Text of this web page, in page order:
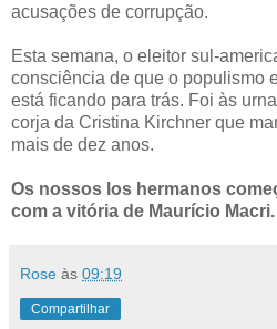
acusações de corrupção.
Esta semana, o eleitor sul-
consciência de que o populismo
está ficando para trás. Foi às
corja da Cristina Kirchner que
mais de dez anos.
Os nossos los hermanos
com a vitória de Maurício Macri.
Rose às 09:19
Compartilhar